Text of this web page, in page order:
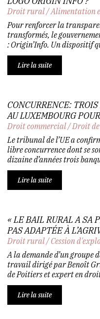
Droit rural/Alimentation
Pour renforcer la
transformés, le
: Origin’Info. Un dispositif
Lire la suite
CONCURRENCE:
AU LUXEMBOURG
Droit commercial/Droit
Le tribunal de l’UE a
libre concurrence dont se
dizaine d’années trois
Lire la suite
« LE BAIL RURAL A SA
PAS ADAPTÉE À
Droit rural/Cession
A la demande d’un groupe
travail dirigé par Benoît
de Poitiers et expert en
Lire la suite